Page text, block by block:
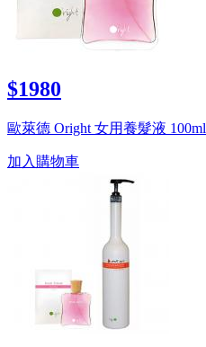
$1980
歐萊德 Oright 女用養髮液 100ml
加入購物車